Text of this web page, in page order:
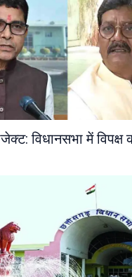
विधानसभा में विपक्ष